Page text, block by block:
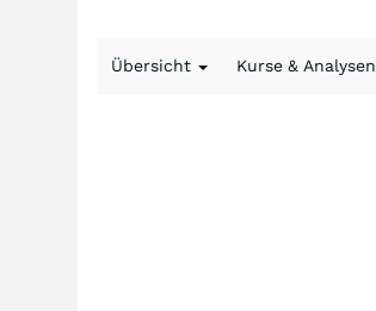
Übersicht Kurse & Analysen